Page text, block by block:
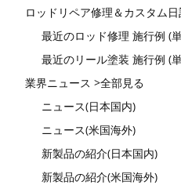
ロッドリペア修理＆カスタム
最近のロッド修理 施行例 (
最近のリール塗装 施行例 (
業界ニュース >全部見る
ニュース(日本国内)
ニュース(米国海外)
新製品の紹介(日本国内)
新製品の紹介(米国海外)